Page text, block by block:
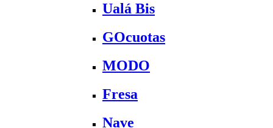
Ualá Bis
GOcuotas
MODO
Fresa
Nave